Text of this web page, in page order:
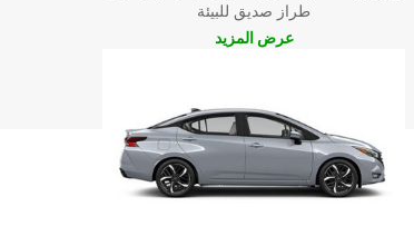
طراز صديق للبيئة
عرض المزيد